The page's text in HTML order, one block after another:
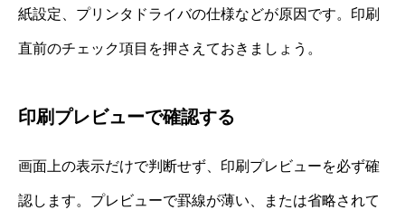
紙設定、プリンタドライバの仕様などが原因です。印刷
直前のチェック項目を押さえておきましょう。
印刷プレビューで確認する
画面上の表示だけで判断せず、印刷プレビューを必ず確
認します。プレビューで罫線が薄い、または省略されて